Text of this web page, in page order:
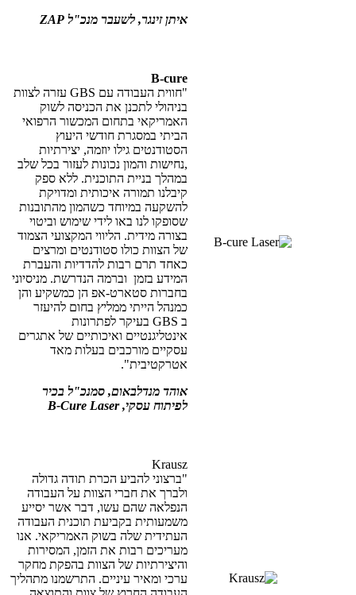
איתן זינגר, לשעבר מנכ"ל ZAP
B-cure
"חווית העבודה עם GBS עזרה לצוות
בניהולי לתכנן את הכניסה לשוק
האמריקאי בתחום המכשור הרפואי
הביתי במסגרת חודשי היעוץ
הסטודנטים גילו יוזמה, יצירתיות
,נחישות והמון נכונות לעזור בכל שלב
במהלך בניית התוכנית. ללא ספק
קיבלנו תמורה איכותית ומדויקת
להשקעה במיוחד כשהמון מהתובנות
שסופקו לנו באו לידי שימוש וביטוי
בצורה מידית. הליווי המקצועי הצמוד
של הצוות כולו סטודנטים ומרצים
כאחד תרם רבות להדדיות והעברת
המידע בזמן וברמה הנדרשת. מניסיוני
בחברות סטארט-אפ הן כמשקיע והן
כמנהל הייתי ממליץ בחום להיעזר
ב GBS בעיקר לפתרונות
אינטליגנטיים ואיכותיים של אתגרים
עסקיים מורכבים בעלות מאד
אטרקטיבית".
אוהד מנדלבאום, סמנכ"ל בכיר
לפיתוח עסקי,B-Cure Laser
Krausz
"ברצוני להביע הכרת תודה גדולה
ולברך את חברי הצוות על העבודה
הנפלאה שהם עשו, דבר אשר יסייע
משמעותית בקביעת תוכנית העבודה
העתידית שלה בשוק האמריקאי. אנו
מעריכים רבות את הזמן, המסירות
והיצירתיות של הצוות בהפקת מחקר
ערכי ומאיר עיניים. התרשמנו מתהליך